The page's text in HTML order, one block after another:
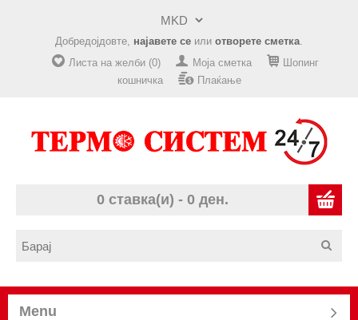
Добредојдовте, најавете се или отворете сметка.
Листа на желби (0)
Моја сметка
Шопинг
кошничка
Плаќање
0 ставка(и) - 0 ден.
Menu